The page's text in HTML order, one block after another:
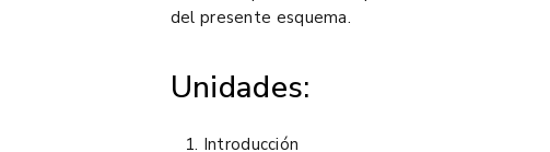
del presente esquema.
Unidades:
Introducción